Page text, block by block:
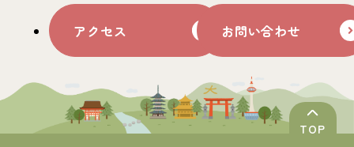
アクセス お問い合わせ
TOP